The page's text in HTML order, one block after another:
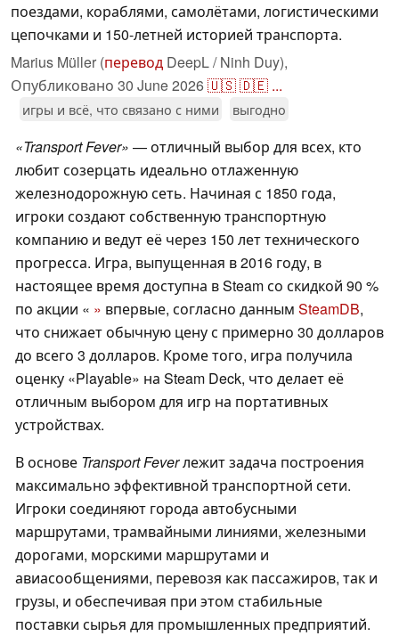
поездами, кораблями, самолётами, логистическими
цепочками и 150-летней историей транспорта.
Marius Müller (перевод DeepL / Ninh Duy),
Опубликовано 30 June 2026🇺🇸🇩🇪 ...
игры и всё, что связано с ними выгодно
«Transport Fever» — отличный выбор для всех, кто
любит созерцать идеально отлаженную
железнодорожную сеть. Начиная с 1850 года,
игроки создают собственную транспортную
компанию и ведут её через 150 лет технического
прогресса. Игра, выпущенная в 2016 году, в
настоящее время доступна в Steam со скидкой 90 %
по акции « » впервые, согласно данным SteamDB,
что снижает обычную цену с примерно 30 долларов
до всего 3 долларов. Кроме того, игра получила
оценку «Playable» на Steam Deck, что делает её
отличным выбором для игр на портативных
устройствах.
В основе Transport Feverлежит задача построения
максимально эффективной транспортной сети.
Игроки соединяют города автобусными
маршрутами, трамвайными линиями, железными
дорогами, морскими маршрутами и
авиасообщениями, перевозя как пассажиров, так и
грузы, и обеспечивая при этом стабильные
поставки сырья для промышленных предприятий.